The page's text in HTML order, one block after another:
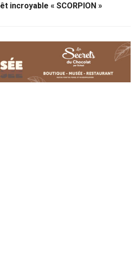
incroyable « SCORPION »